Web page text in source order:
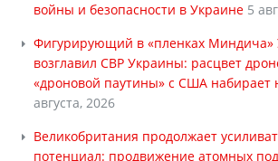
войны и безопасности в Украине 5
Фигурирующий в «пленках Миндича»
возглавил СВР Украины: расцвет
«дроновой паутины» с США набирает
августа, 2026
Великобритания продолжает
потенциал: продвижение атомных